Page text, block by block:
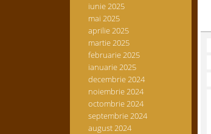
iunie 2025
mai 2025
aprilie 2025
martie 2025
februarie 2025
ianuarie 2025
decembrie 2024
noiembrie 2024
octombrie 2024
septembrie 2024
august 2024